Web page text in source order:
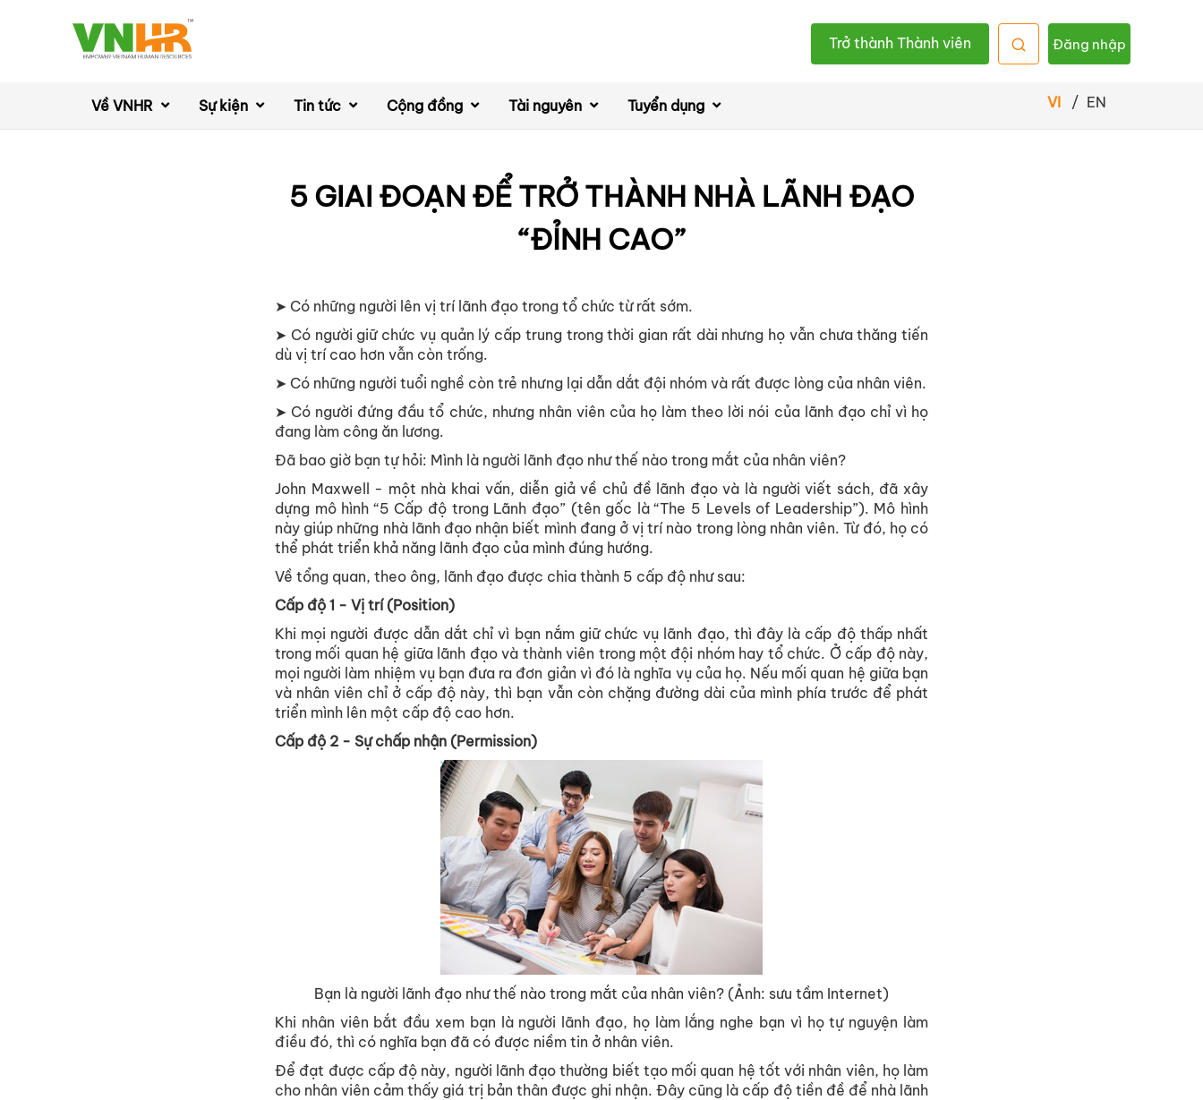
Trở thành Thành viên Đăng nhập
Về VNHR Sự kiện Tin tức Cộng đồng Tài nguyên Tuyển dụng VI / EN
5 GIAI ĐOẠN ĐỂ TRỞ THÀNH NHÀ LÃNH ĐẠO
“ĐỈNH CAO”
➤ Có những người lên vị trí lãnh đạo trong tổ chức từ rất sớm.
➤ Có người giữ chức vụ quản lý cấp trung trong thời gian rất dài nhưng họ vẫn chưa thăng tiến
dù vị trí cao hơn vẫn còn trống.
➤ Có những người tuổi nghề còn trẻ nhưng lại dẫn dắt đội nhóm và rất được lòng của nhân viên.
➤ Có người đứng đầu tổ chức, nhưng nhân viên của họ làm theo lời nói của lãnh đạo chỉ vì họ
đang làm công ăn lương.
Đã bao giờ bạn tự hỏi: Mình là người lãnh đạo như thế nào trong mắt của nhân viên?
John Maxwell - một nhà khai vấn, diễn giả về chủ đề lãnh đạo và là người viết sách, đã xây
dựng mô hình “5 Cấp độ trong Lãnh đạo” (tên gốc là “The 5 Levels of Leadership”). Mô hình
này giúp những nhà lãnh đạo nhận biết mình đang ở vị trí nào trong lòng nhân viên. Từ đó, họ có
thể phát triển khả năng lãnh đạo của mình đúng hướng.
Về tổng quan, theo ông, lãnh đạo được chia thành 5 cấp độ như sau:
Cấp độ 1 - Vị trí (Position)
Khi mọi người được dẫn dắt chỉ vì bạn nắm giữ chức vụ lãnh đạo, thì đây là cấp độ thấp nhất
trong mối quan hệ giữa lãnh đạo và thành viên trong một đội nhóm hay tổ chức. Ở cấp độ này,
mọi người làm nhiệm vụ bạn đưa ra đơn giản vì đó là nghĩa vụ của họ. Nếu mối quan hệ giữa bạn
và nhân viên chỉ ở cấp độ này, thì bạn vẫn còn chặng đường dài của mình phía trước để phát
triển mình lên một cấp độ cao hơn.
Cấp độ 2 - Sự chấp nhận (Permission)
Bạn là người lãnh đạo như thế nào trong mắt của nhân viên? (Ảnh: sưu tầm Internet)
Khi nhân viên bắt đầu xem bạn là người lãnh đạo, họ làm lắng nghe bạn vì họ tự nguyện làm
điều đó, thì có nghĩa bạn đã có được niềm tin ở nhân viên.
Để đạt được cấp độ này, người lãnh đạo thường biết tạo mối quan hệ tốt với nhân viên, họ làm
cho nhân viên cảm thấy giá trị bản thân được ghi nhận. Đây cũng là cấp độ tiền đề để nhà lãnh